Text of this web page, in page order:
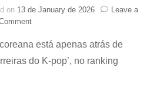
on 13 de January de 2026
Leave a
on
de
Hwasa,
está apenas atrás de
do K-pop’, no ranking